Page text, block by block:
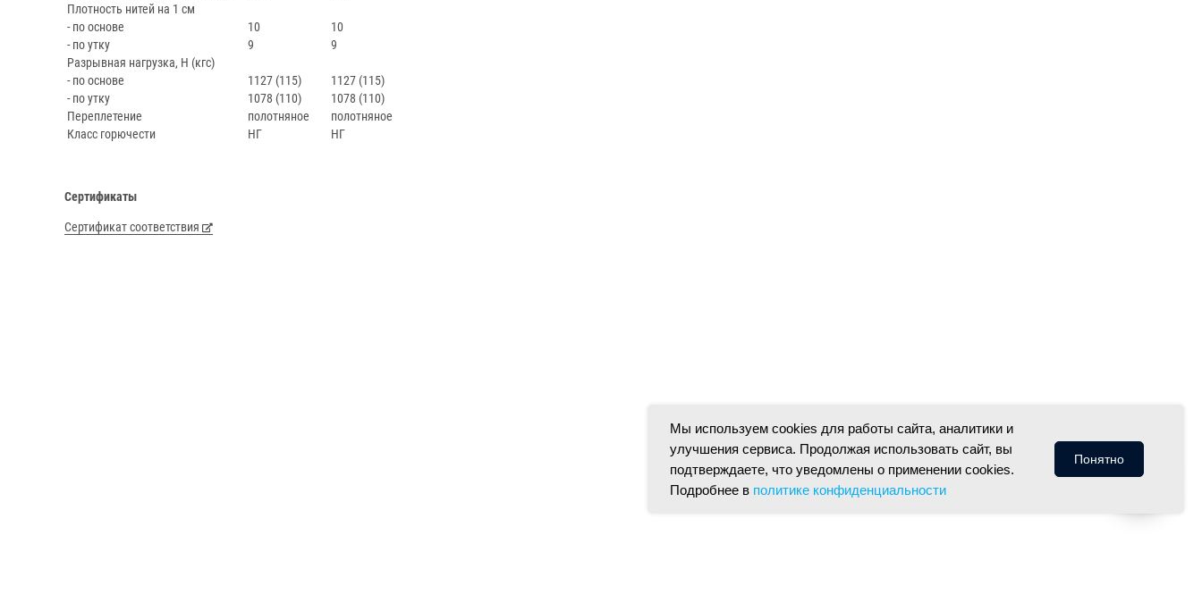
Мы используем cookies для работы сайта, аналитики и
улучшения сервиса. Продолжая использовать сайт, вы
подтверждаете, что уведомлены о применении cookies.
Подробнее в политике конфиденциальности
Понятно
Плотность нитей на 1 см
- по основе
10
10
- по утку
9
9
Разрывная нагрузка, Н (кгс)
- по основе
1127 (115)
1127 (115)
- по утку
1078 (110)
1078 (110)
Переплетение
полотняное
полотняное
Класс горючести
НГ НГ
Сертификаты
Сертификат соответствия